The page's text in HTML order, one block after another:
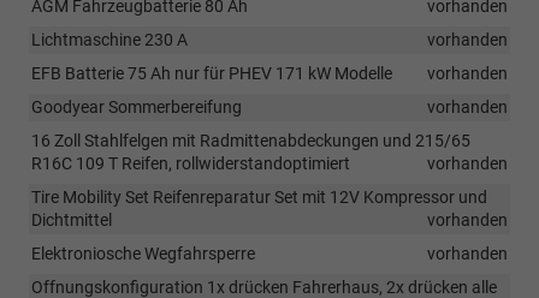
AGM Fahrzeugbatterie 80 Ah
vorhanden
Lichtmaschine 230 A
vorhanden
EFB Batterie 75 Ah nur für PHEV 171 kW Modelle
vorhanden
Goodyear Sommerbereifung
vorhanden
16 Zoll Stahlfelgen mit Radmittenabdeckungen und 215/65
R16C 109 T Reifen, rollwiderstandoptimiert
vorhanden
Tire Mobility Set Reifenreparatur Set mit 12V Kompressor und
Dichtmittel
vorhanden
Elektroniosche Wegfahrsperre
vorhanden
Offnungskonfiguration 1x drücken Fahrerhaus, 2x drücken alle